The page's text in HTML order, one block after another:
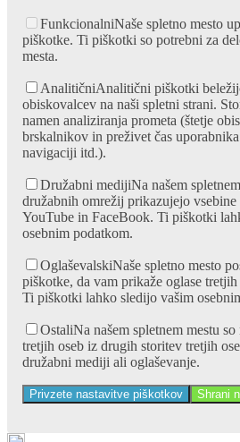
FunkcionalniNaše spletno mesto
piškotke. Ti piškotki so potrebni za
mesta.
AnalitičniAnalitični piškotki
obiskovalcev na naši spletni strani.
namen analiziranja prometa (štetje
brskalnikov in preživet čas
navigaciji itd.).
Družabni medijiNa našem
družabnih omrežij prikazujejo vsebine
YouTube in FaceBook. Ti piškotki
osebnim podatkom.
OglaševalskiNaše spletno mesto
piškotke, da vam prikaže oglase tretjih
Ti piškotki lahko sledijo vašim
OstaliNa našem spletnem mestu
tretjih oseb iz drugih storitev tretjih
družabni mediji ali oglaševanje.
Privzete nastavitve piškotkov Shrani